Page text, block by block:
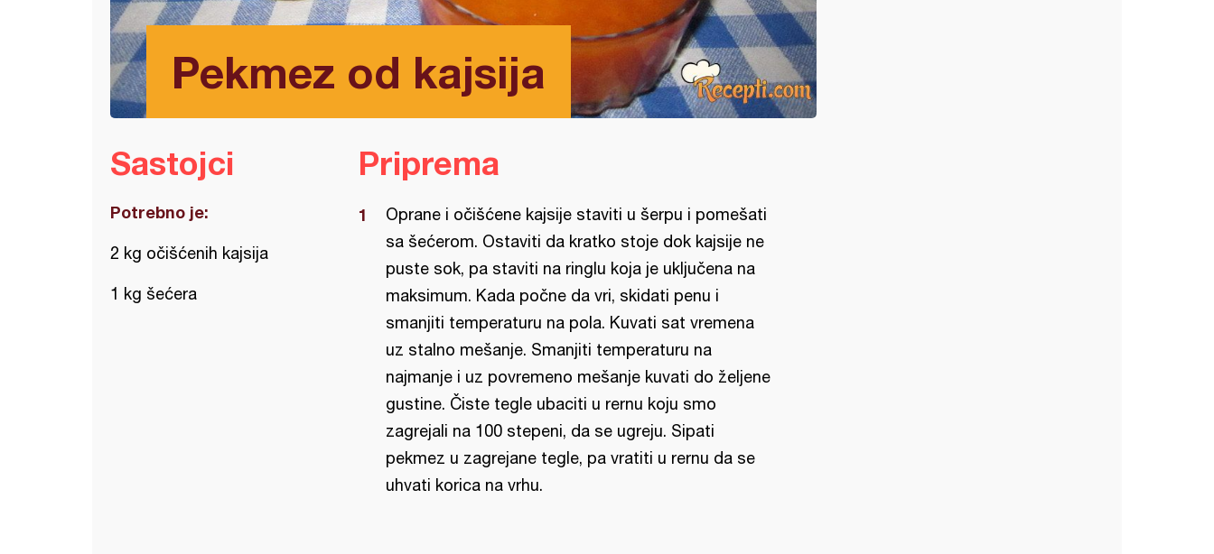
Pekmez od kajsija
Sastojci
Potrebno je:
2 kg očišćenih kajsija
1 kg šećera
Priprema
Oprane i očišćene kajsije staviti u šerpu i pomešati
sa šećerom. Ostaviti da kratko stoje dok kajsije ne
puste sok, pa staviti na ringlu koja je uključena na
maksimum. Kada počne da vri, skidati penu i
smanjiti temperaturu na pola. Kuvati sat vremena
uz stalno mešanje. Smanjiti temperaturu na
najmanje i uz povremeno mešanje kuvati do željene
gustine. Čiste tegle ubaciti u rernu koju smo
zagrejali na 100 stepeni, da se ugreju. Sipati
pekmez u zagrejane tegle, pa vratiti u rernu da se
uhvati korica na vrhu.